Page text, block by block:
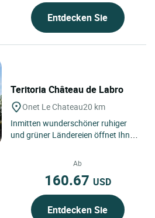
Entdecken Sie
Teritoria Château de Labro
Onet Le Chateau20 km
Inmitten wunderschöner ruhiger
und grüner Ländereien öffnet Ihnen
erzählt seine Geschichte....
Ab
160.67 USD
Entdecken Sie